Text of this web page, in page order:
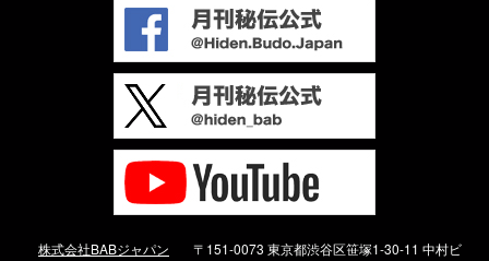
株式会社BABジャパン 〒151-0073 東京都渋谷区笹塚1-30-11 中村ビ